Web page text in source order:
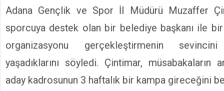
Adana Gençlik ve Spor İl Müdürü Muzaffer
sporcuya destek olan bir belediye başkanı ile
organizasyonu gerçekleştirmenin
yaşadıklarını söyledi. Çintimar, müsabakaların
aday kadrosunun 3 haftalık bir kampa gireceğini